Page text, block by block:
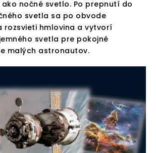
ako nočné svetlo. Po prepnutí do
svetla sa po obvode
rozsvieti hmlovina a vytvorí
svetla pre pokojné
malých astronautov.